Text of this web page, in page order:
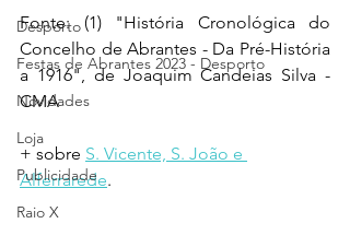
Desporto
Festas de Abrantes 2023 - Desporto
Novidades
Loja
Publicidade
Raio X
Fonte: (1) "História Cronológica do
Concelho de Abrantes - Da Pré-História
a 1916", de Joaquim Candeias Silva -
CMA
+ sobre S. Vicente, S. João e
Alferrarede.